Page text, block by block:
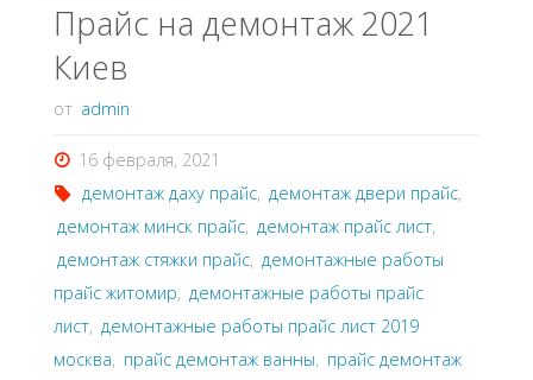
Прайс на демонтаж 2021
Киев
от admin
16 февраля, 2021
демонтаж даху прайс, демонтаж двери прайс,
демонтаж минск прайс, демонтаж прайс лист,
демонтаж стяжки прайс, демонтажные работы
прайс житомир, демонтажные работы прайс
лист, демонтажные работы прайс лист 2019
москва, прайс демонтаж ванны, прайс демонтаж